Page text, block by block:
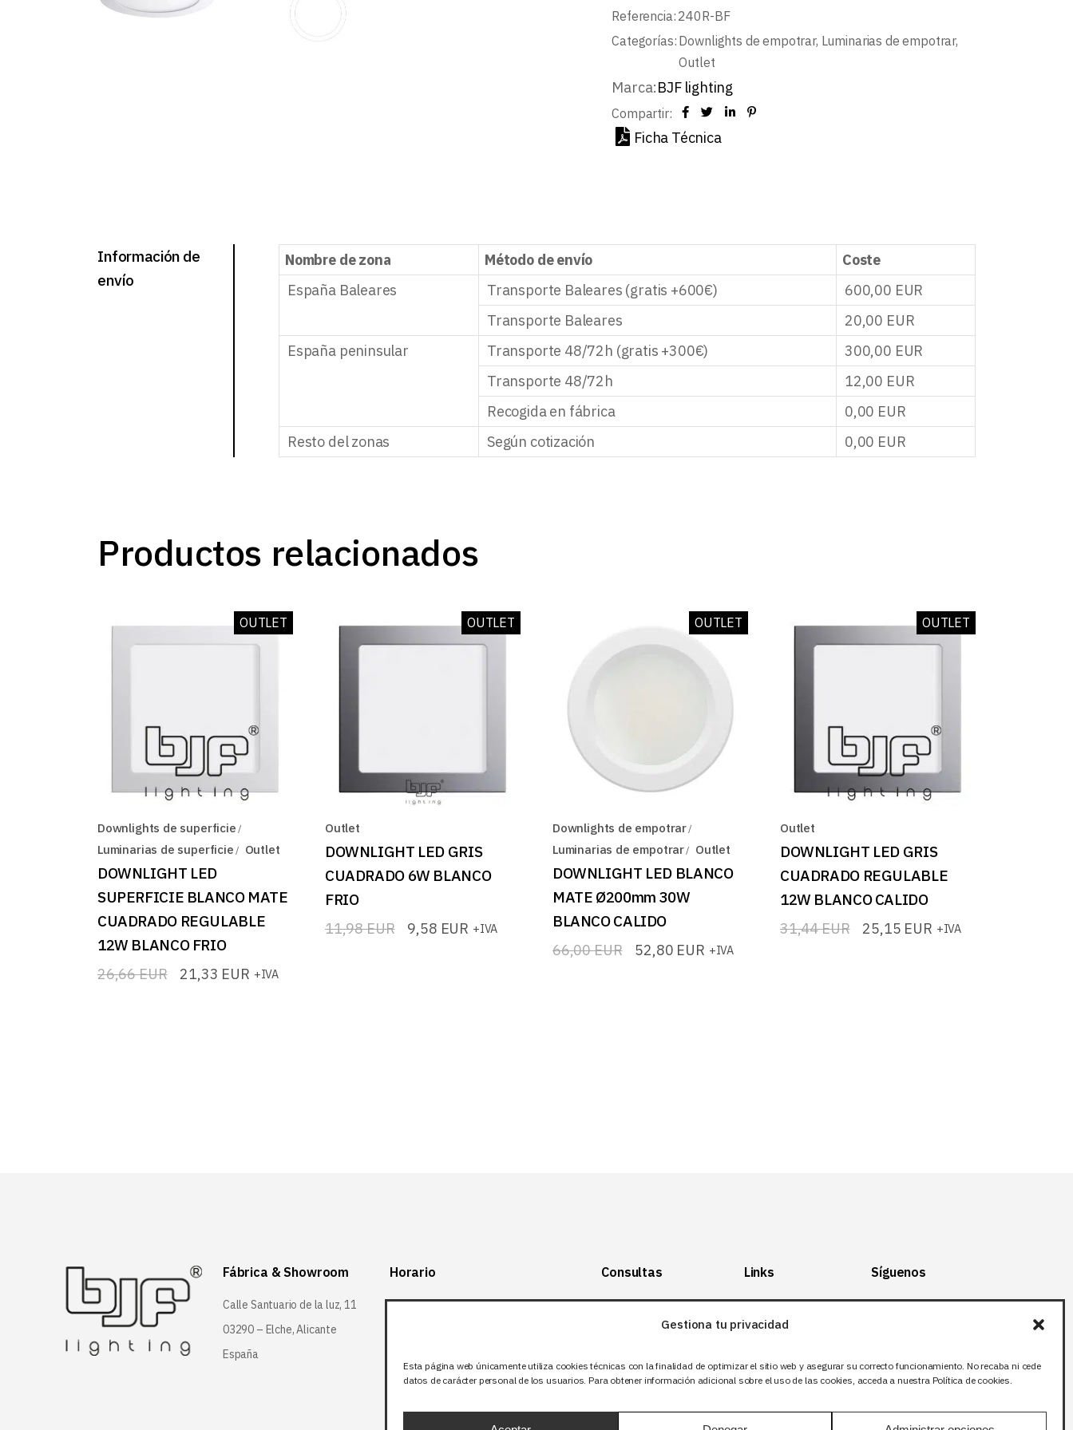
Gestiona tu privacidad
Esta página web únicamente utiliza cookies técnicas con la finalidad de optimizar el sitio web y asegurar su correcto funcionamiento. No recaba ni cede
datos de carácter personal de los usuarios. Para obtener información adicional sobre el uso de las cookies, acceda a nuestra Política de cookies.
Referencia: 240R-BF
Categorías: Downlights de empotrar, Luminarias de empotrar,
Outlet
Marca:BJF lighting
Compartir:
Ficha Técnica
Información de
envío
Nombre de zona Método de envío
Coste
España Baleares
Transporte Baleares (gratis +600€) 600,00 EUR
Transporte Baleares
20,00 EUR
España peninsular
Transporte 48/72h (gratis +300€) 300,00 EUR
Transporte 48/72h
12,00 EUR
Recogida en fábrica
0,00 EUR
Resto del zonas
Según cotización 0,00 EUR
Productos relacionados
OUTLET
Downlights de superficie
Luminarias de superficie
Outlet
DOWNLIGHT LED
SUPERFICIE BLANCO MATE
CUADRADO REGULABLE
12W BLANCO FRIO
26,66EUR
El 21,33 EUR
El +IVA
OUTLET
Outlet
DOWNLIGHT LED GRIS
CUADRADO 6W BLANCO
FRIO
11,98EUR
El 9,58 EUR
El +IVA
OUTLET
Downlights de empotrar
Luminarias de empotrar
Outlet
DOWNLIGHT LED BLANCO
MATE Ø200mm 30W
BLANCO CALIDO
66,00EUR
El 52,80 EUR
El +IVA
OUTLET
Outlet
DOWNLIGHT LED GRIS
CUADRADO REGULABLE
12W BLANCO CALIDO
31,44EUR
El 25,15 EUR
El +IVA
Fábrica & Showroom
Calle Santuario de la luz, 11
03290 – Elche, Alicante
España
Horario
Lunes-Viernes:
Cerrado
Consultas
+34 966 28 88
12
info@bjflighting.com
Links
Mapa del Sitio
Aviso legal
privacidad
Síguenos
Facebook
LinkedIn